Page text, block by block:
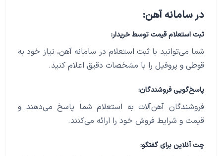
در سامانه آهن:
ثبت استعلام قیمت توسط خریدار:
شما می‌توانید با ثبت استعلام در سامانه آهن، نیاز خود به
قوطی و پروفیل را با مشخصات دقیق اعلام کنید.
پاسخ‌گویی فروشندگان:
فروشندگان آهن‌آلات به استعلام شما پاسخ می‌دهند و
قیمت و شرایط فروش خود را ارائه می‌کنند.
چت آنلاین برای گفتگو: